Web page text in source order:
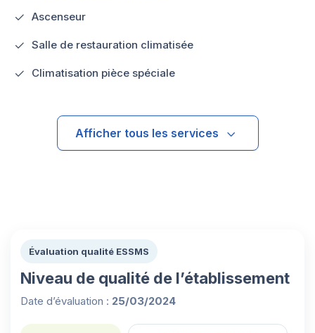
Ascenseur
Salle de restauration climatisée
Climatisation pièce spéciale
Afficher tous les services
Évaluation qualité ESSMS
Niveau de qualité de l’établissement
Date d’évaluation : 25/03/2024